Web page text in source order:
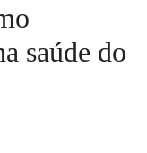
saúde do